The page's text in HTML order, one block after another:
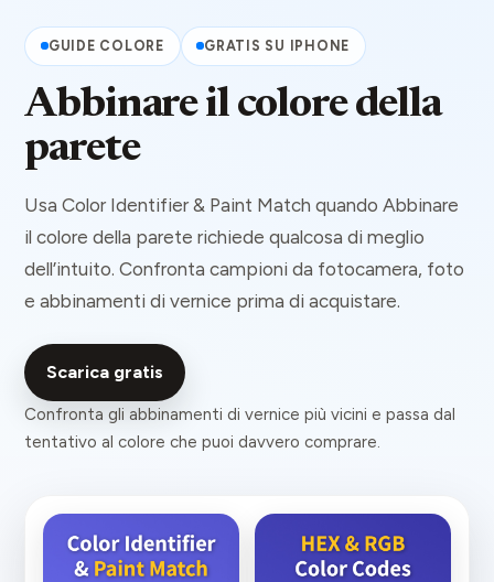
GUIDE COLORE GRATIS SU IPHONE
Abbinare il colore della
parete
Usa Color Identifier & Paint Match quando Abbinare
il colore della parete richiede qualcosa di meglio
dell’intuito. Confronta campioni da fotocamera, foto
e abbinamenti di vernice prima di acquistare.
Scarica gratis
Confronta gli abbinamenti di vernice più vicini e passa dal
tentativo al colore che puoi davvero comprare.